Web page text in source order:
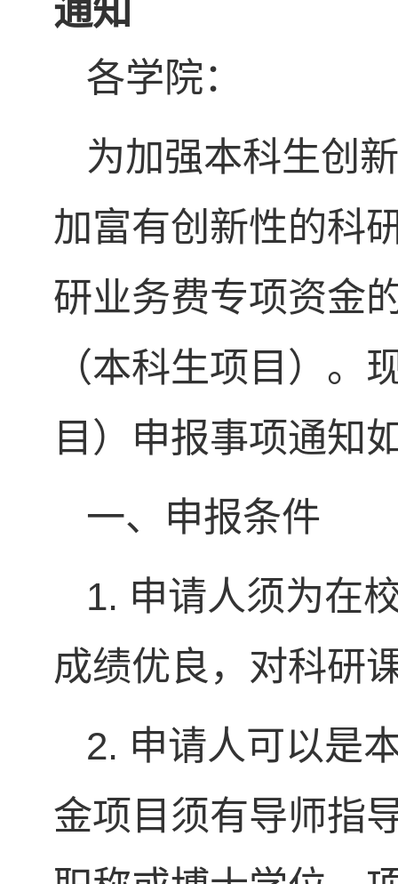
通知
各学院：
为加强本科生创
加富有创新性的科
研业务费专项资金
（本科生项目）。
目）申报事项通知
一、申报条件
1. 申请人须为在
成绩优良，对科研
2. 申请人可以是
金项目须有导师指